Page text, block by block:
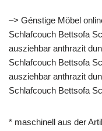
–> Génstige Möbel
Schlafcouch Bettsofa
ausziehbar anthrazit
Schlafcouch Bettsofa
ausziehbar anthrazit
Schlafcouch Bettsofa
* maschinell aus der